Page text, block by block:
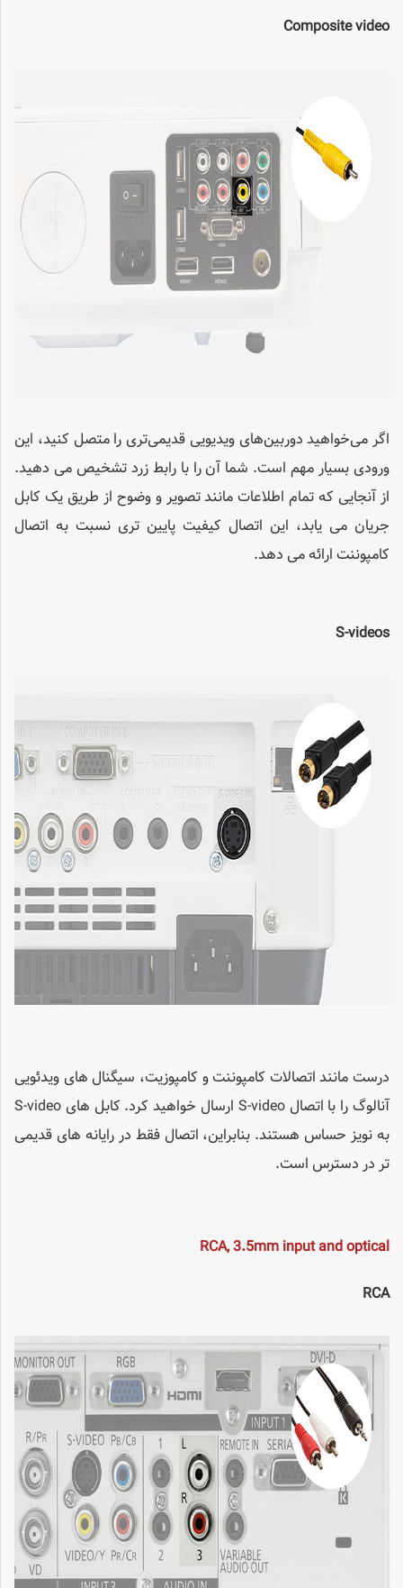
Composite video
اگر می‌خواهید دوربین‌های ویدیویی قدیمی‌تری را متصل کنید، این
ورودی بسیار مهم است. شما آن را با رابط زرد تشخیص می دهید.
از آنجایی که تمام اطلاعات مانند تصویر و وضوح از طریق یک کابل
جریان می یابد، این اتصال کیفیت پایین تری نسبت به اتصال
کامپوننت ارائه می دهد.
S-videos
درست مانند اتصالات کامپوننت و کامپوزیت، سیگنال های ویدئویی
آنالوگ را با اتصال S-video ارسال خواهید کرد. کابل های S-video
به نویز حساس هستند. بنابراین، اتصال فقط در رایانه های قدیمی
تر در دسترس است.
RCA, 3.5mm input and optical
RCA